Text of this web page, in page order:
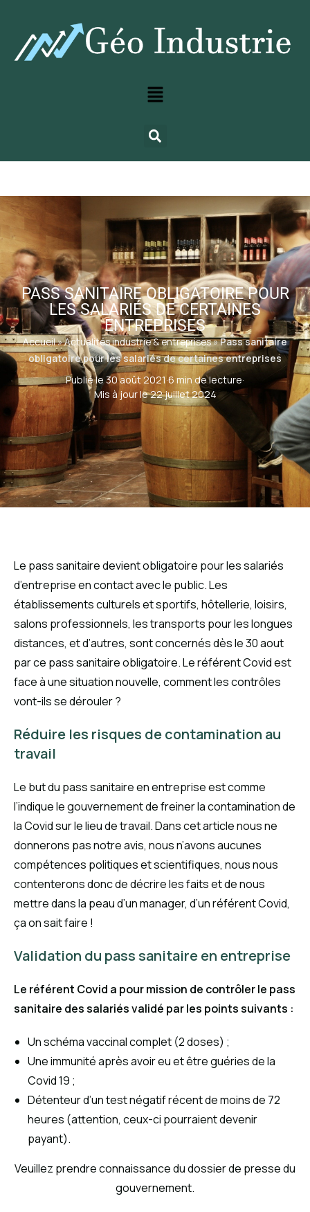
PASS SANITAIRE OBLIGATOIRE POUR
LES SALARIÉS DE CERTAINES
ENTREPRISES
Accueil»Actualités industrie & entreprises»Pass sanitaire
obligatoire pour les salariés de certaines entreprises
Publié le 30 août 2021·6 min de lecture·
Mis à jour le 22 juillet 2024
Le pass sanitaire devient obligatoire pour les salariés
d’entreprise en contact avec le public. Les
établissements culturels et sportifs, hôtellerie, loisirs,
salons professionnels, les transports pour les longues
distances, et d’autres, sont concernés dès le 30 aout
par ce pass sanitaire obligatoire. Le référent Covid est
face à une situation nouvelle, comment les contrôles
vont-ils se dérouler ?
Réduire les risques de contamination au
travail
Le but du pass sanitaire en entreprise est comme
l’indique le gouvernement de freiner la contamination de
la Covid sur le lieu de travail. Dans cet article nous ne
donnerons pas notre avis, nous n’avons aucunes
compétences politiques et scientifiques, nous nous
contenterons donc de décrire les faits et de nous
mettre dans la peau d’un manager, d’un référent Covid,
ça on sait faire !
Validation du pass sanitaire en entreprise
Le référent Covid a pour mission de contrôler le pass
sanitaire des salariés validé par les points suivants :
Un schéma vaccinal complet (2 doses) ;
Une immunité après avoir eu et être guéries de la
Covid 19 ;
Détenteur d’un test négatif récent de moins de 72
heures (attention, ceux-ci pourraient devenir
payant).
Veuillez prendre connaissance du dossier de presse du
gouvernement.